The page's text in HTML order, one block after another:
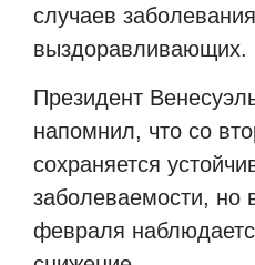
случаев
выздоравливающих.
Президент
напомнил, что со
сохраняется
заболеваемости, но
февраля